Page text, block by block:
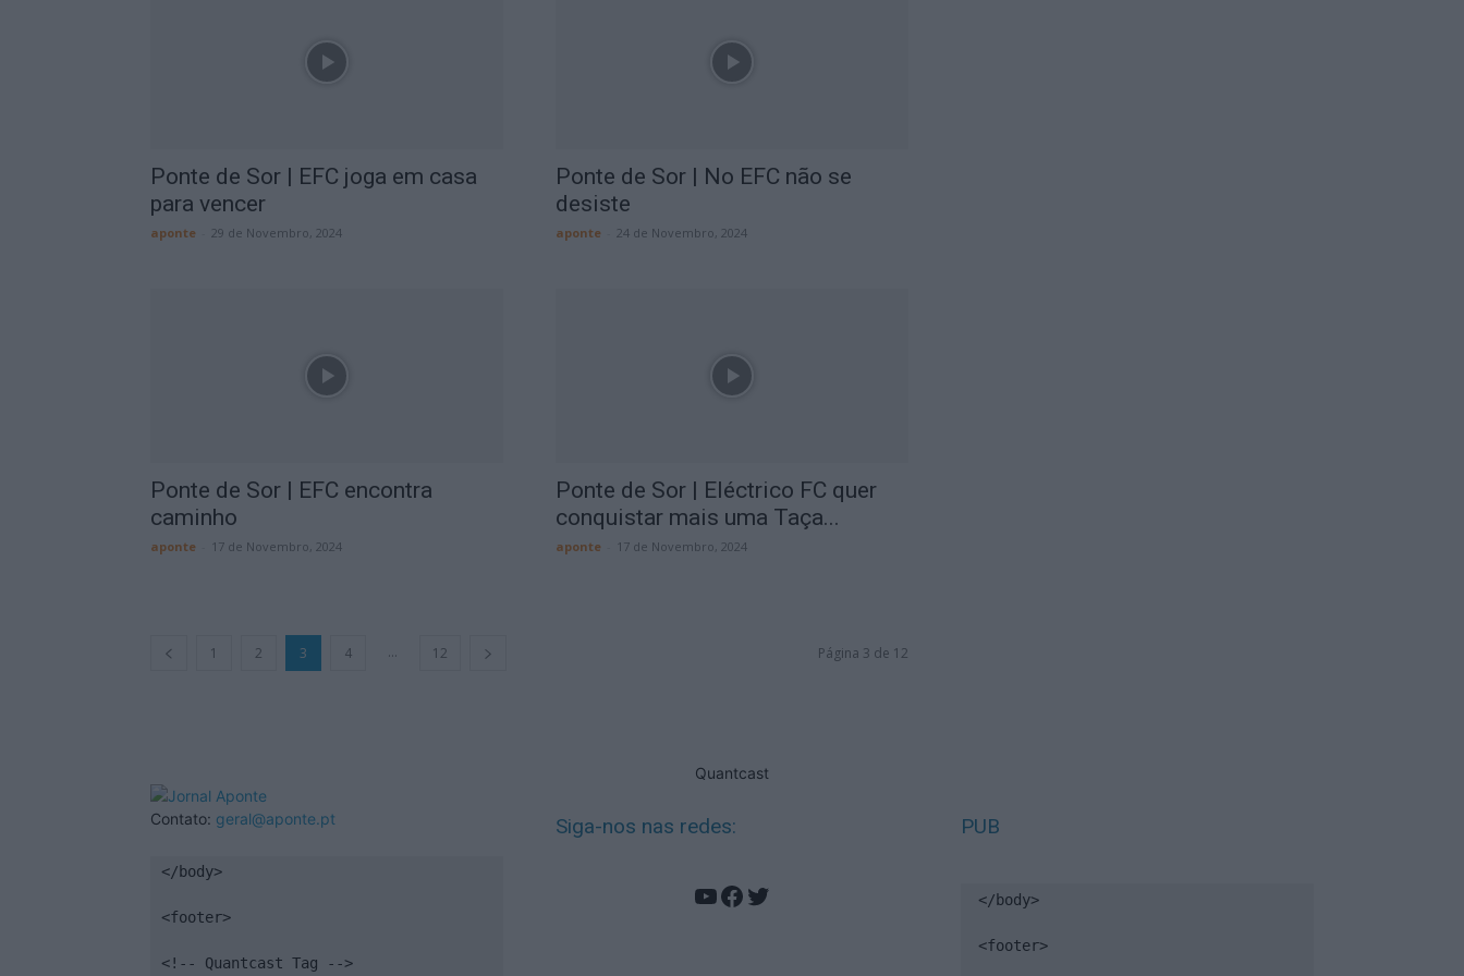
Ponte de Sor | EFC joga em casa
para vencer
aponte 29 de Novembro, 2024
Ponte de Sor | No EFC não se
desiste
aponte 24 de Novembro, 2024
Ponte de Sor | EFC encontra
caminho
aponte 17 de Novembro, 2024
Ponte de Sor | Eléctrico FC quer
conquistar mais uma Taça...
aponte 17 de Novembro, 2024
1 2 3 4 ... 12 Página 3 de 12
Quantcast
Contato: geral@aponte.pt
</body>
<footer>
<!-- Quantcast Tag -->
Siga-nos nas redes:
YouTube
Facebook
Twitter
PUB
</body>
<footer>